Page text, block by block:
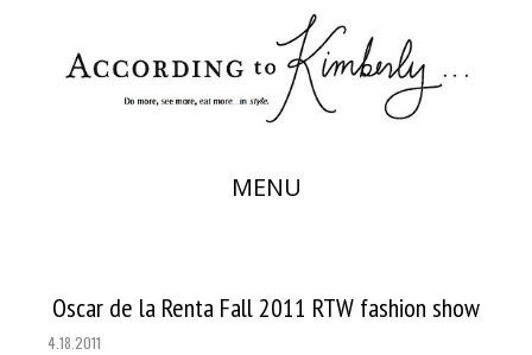
MENU
Oscar de la Renta Fall 2011 RTW fashion show
4.18.2011